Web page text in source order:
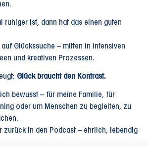
ruhiger ist, dann hat das einen guten
Glückssuche – mitten in intensiven
und kreativen Prozessen.
Glück braucht den Kontrast.
bewusst – für meine Familie, für
oder um Menschen zu begleiten, zu
zurück in den Podcast – ehrlich, lebendig